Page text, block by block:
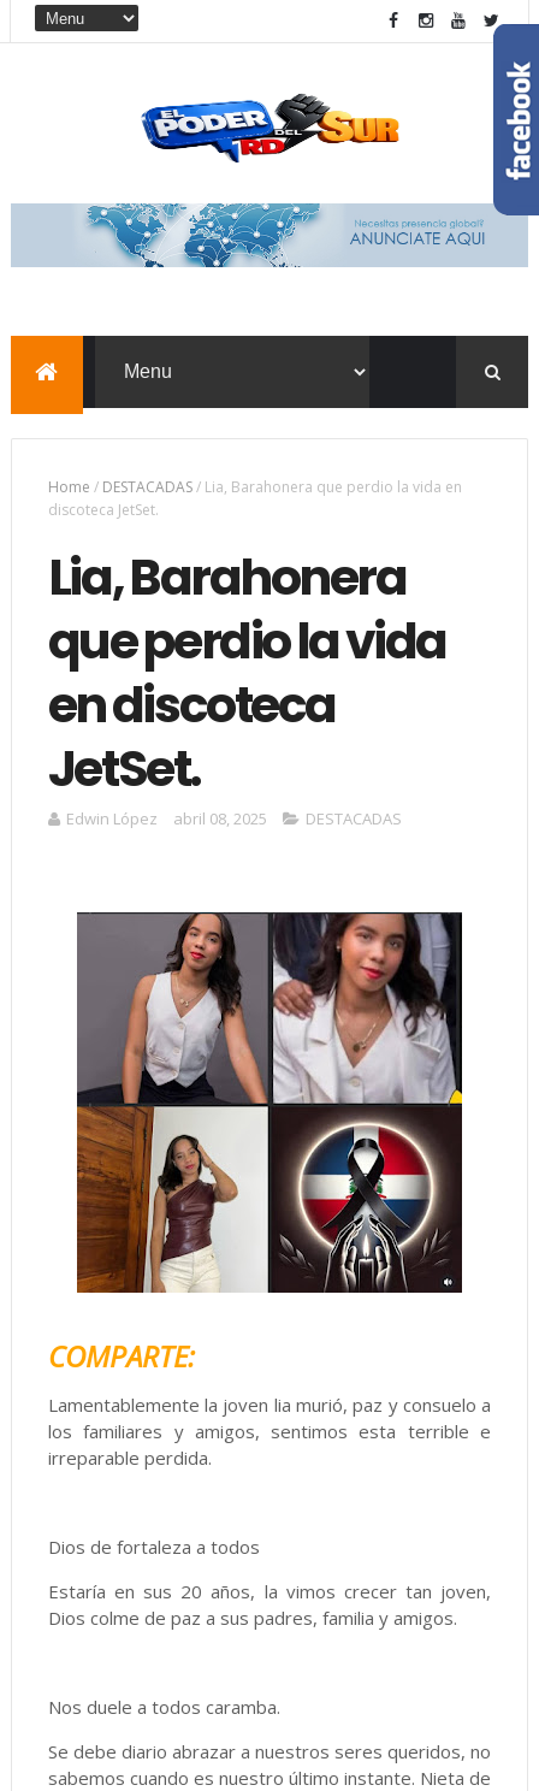
Home / DESTACADAS/ Lia, Barahonera que perdio la vida en
discoteca JetSet.
Lia, Barahonera
que perdio la vida
en discoteca
JetSet.
Edwin López abril 08, 2025 DESTACADAS
COMPARTE:
Lamentablemente la joven lia murió, paz y consuelo a
los familiares y amigos, sentimos esta terrible e
irreparable perdida.
Dios de fortaleza a todos
Estaría en sus 20 años, la vimos crecer tan joven,
Dios colme de paz a sus padres, familia y amigos.
Nos duele a todos caramba.
Se debe diario abrazar a nuestros seres queridos, no
sabemos cuando es nuestro último instante. Nieta de